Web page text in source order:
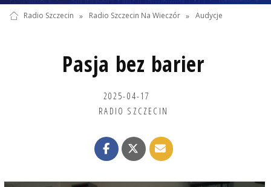
Radio Szczecin » Radio Szczecin Na Wieczór » Audycje
Pasja bez barier
2025-04-17
RADIO SZCZECIN